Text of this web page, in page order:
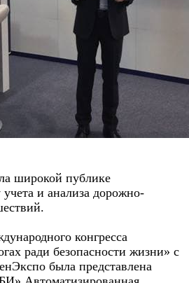
широкой публике
и анализа дорожно-
конгресса
ради безопасности жизни» с
была представлена